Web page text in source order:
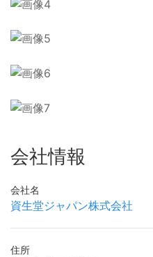
会社情報
会社名
資生堂ジャパン株式会社
住所